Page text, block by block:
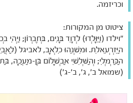
וכריזמה.
ציטוט מן המקורות:
"וילדו (וַיִּוָּלְדוּ) לְדָוִד בָּנִים, בְּחֶבְרוֹן; וַיְהִי
הַיִּזְרְעֵאלִת. וּמִשְׁנֵהוּ כִלְאָב, לאביגל
הַכַּרְמְלִי; וְהַשְּׁלִשִׁי אַבְשָׁלוֹם בֶּן-מַעֲכָה,
(שמואל ב', ג', ב'-ג')